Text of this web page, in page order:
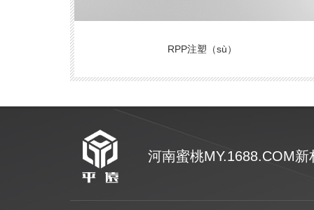
RPP注塑（sù）
河南蜜桃MY.1688.COM